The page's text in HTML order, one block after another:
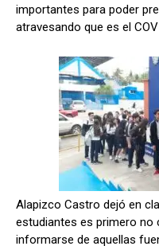
importantes para poder
atravesando que es el
Alapizco Castro dejó en
estudiantes es primero no
informarse de aquellas